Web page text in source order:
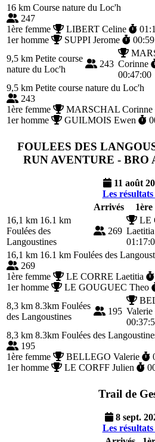
16 km Course nature du Loc'h
247
1ère femme
LIBERT Celine
1er homme
SUPPI Jerome
9,5 km Petite course
nature du Loc'h
243 Corinne
00:47:00
9,5 km Petite course nature du Loc'h
243
1ère femme
MARSCHAL Corinne
1er homme
GUILMOIS Ewen
FOULEES DES
RUN AVENTURE - BRO
11 août
Les résultats
Arrivés
1ère
16,1 km 16.1 km
Foulées des
Langoustines
269
LE
Laetitia
16,1 km 16.1 km Foulées des
269
1ère femme
LE CORRE Laetitia
1er homme
LE GOUGUEC Theo
8,3 km 8.3km Foulées
des Langoustines
195 Valerie
8,3 km 8.3km Foulées des
195
1ère femme
BELLEGO Valerie
1er homme
LE CORFF Julien
Trail de
8 sept.
Les résultats